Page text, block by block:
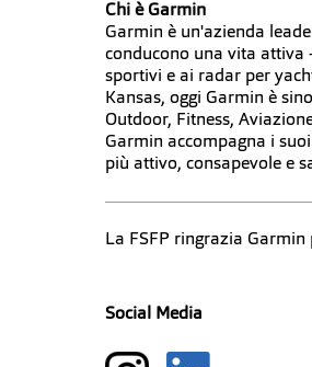
Chi è Garmin
Garmin è un'azienda
conducono una vita attiva
sportivi e ai radar per
Kansas, oggi Garmin è
Outdoor, Fitness,
Garmin accompagna i
più attivo, consapevole e
La FSFP ringrazia
Social Media